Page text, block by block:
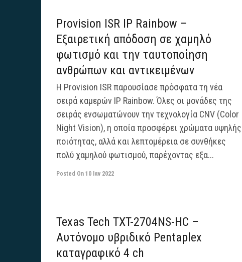
Provision ISR IP Rainbow –
Εξαιρετική απόδοση σε χαμηλό
φωτισμό και την ταυτοποίηση
ανθρώπων και αντικειμένων
H Provision ISR παρουσίασε πρόσφατα τη νέα
σειρά καμερών IP Rainbow. Όλες οι μονάδες της
σειράς ενσωματώνουν την τεχνολογία CNV (Color
Night Vision), η οποία προσφέρει χρώματα υψηλής
ποιότητας, αλλά και λεπτομέρεια σε συνθήκες
πολύ χαμηλού φωτισμού, παρέχοντας εξα...
Posted On 10 Ιαν 2022
Texas Tech TXT-2704NS-HC –
Αυτόνομο υβριδικό Pentaplex
καταγραφικό 4 ch